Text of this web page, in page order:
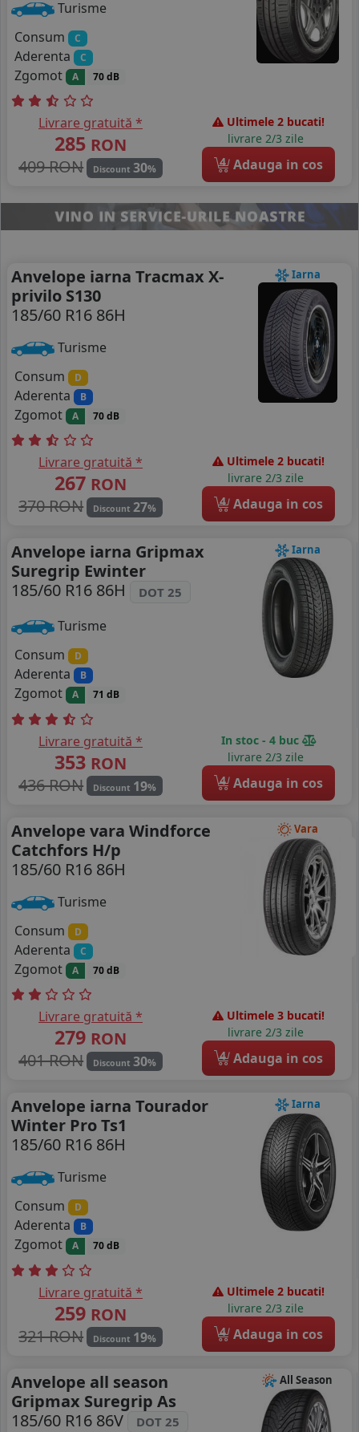
Turisme
Consum
C
Aderenta C
Zgomot A 70 dB
Livrare gratuită *
285 RON
409 RON
Discount 30%
Ultimele 2 bucati!
livrare 2/3 zile
4 Adauga in cos
Iarna
Anvelope iarna Tracmax X-
privilo S130
185/60 R16 86H
Turisme
Consum
D
Aderenta B
Zgomot A 70 dB
Livrare gratuită *
267 RON
370 RON
Discount 27%
Ultimele 2 bucati!
livrare 2/3 zile
4 Adauga in cos
Iarna
Anvelope iarna Gripmax
Suregrip Ewinter
185/60 R16 86H
DOT 25
Turisme
Consum
D
Aderenta B
Zgomot A 71 dB
Livrare gratuită *
353 RON
436 RON
Discount 19%
In stoc - 4 buc
livrare 2/3 zile
4 Adauga in cos
Vara
Anvelope vara Windforce
Catchfors H/p
185/60 R16 86H
Turisme
Consum
D
Aderenta C
Zgomot A 70 dB
Livrare gratuită *
279 RON
401 RON
Discount 30%
Ultimele 3 bucati!
livrare 2/3 zile
4 Adauga in cos
Iarna
Anvelope iarna Tourador
Winter Pro Ts1
185/60 R16 86H
Turisme
Consum
D
Aderenta B
Zgomot A 70 dB
Livrare gratuită *
259 RON
321 RON
Discount 19%
Ultimele 2 bucati!
livrare 2/3 zile
4 Adauga in cos
All Season
Anvelope all season
Gripmax Suregrip As
185/60 R16 86V
DOT 25